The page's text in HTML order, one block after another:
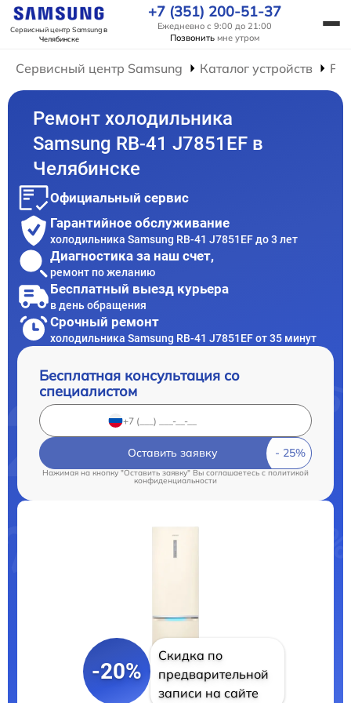
Сервисный центр Samsungв
Челябинске
+7 (351) 200-51-37
Ежедневно с 9:00 до 21:00
Позвонить мне утром
Сервисный центр Samsung Каталог устройств
Ремонт холодильника
Samsung RB-41 J7851EF в
Челябинске
Официальный сервис
Гарантийное обслуживание
холодильника Samsung RB-41 J7851EF до 3 лет
Диагностика за наш счет,
ремонт по желанию
Бесплатный выезд курьера
в день обращения
Срочный ремонт
холодильника Samsung RB-41 J7851EF от 35 минут
Бесплатная консультация со
специалистом
Оставить заявку
Нажимая на кнопку "Оставить заявку" Вы соглашаетесь c политикой
конфиденциальности
-20%
Скидка по
предварительной
записи на сайте